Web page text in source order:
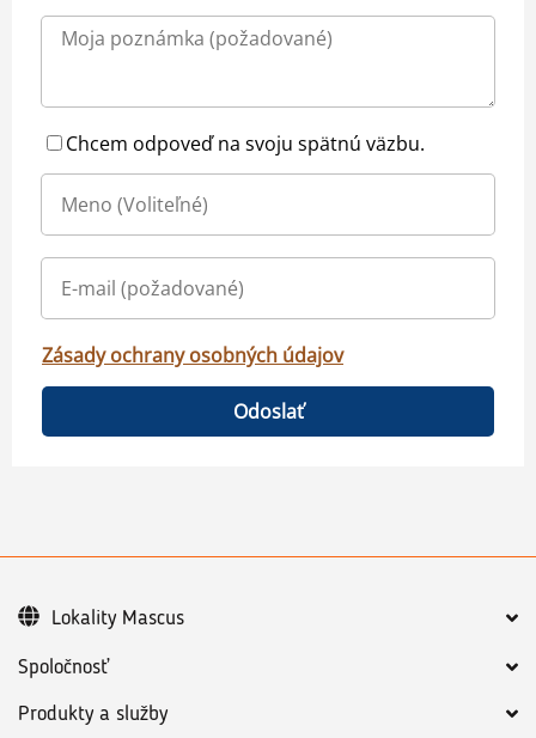
Chcem odpoveď na svoju spätnú väzbu.
Zásady ochrany osobných údajov
Odoslať
Spoločnosť
Produkty a služby
Lokality Mascus